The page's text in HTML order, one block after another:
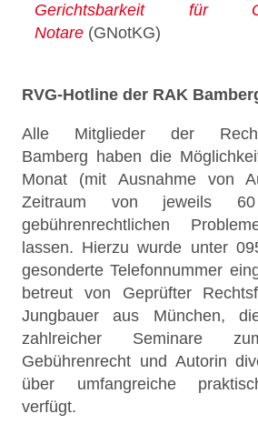
Gerichtsbarkeit für
Notare (GNotKG)
RVG-Hotline der RAK
Alle Mitglieder der
Bamberg haben die
Monat (mit Ausnahme von
Zeitraum von jeweils
gebührenrechtlichen
lassen. Hierzu wurde unter
gesonderte Telefonnummer
betreut von Geprüfter
Jungbauer aus München,
zahlreicher Seminare
Gebührenrecht und Autorin
über umfangreiche
verfügt.